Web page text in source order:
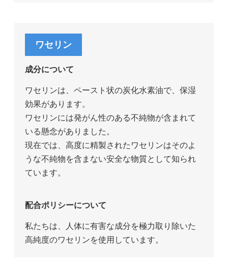
ワセリン
成分について
ワセリンは、ペースト状の炭化水素油で、保湿
効果があります。
ワセリンには発がん性のある不純物が含まれて
いる懸念がありました。
現在では、高度に精製されたワセリンはそのよ
うな不純物を含まない安全な物質として知られ
ています。
配合ポリシーについて
私たちは、人体に有害な成分を極力取り除いた
高純度のワセリンを使用しています。